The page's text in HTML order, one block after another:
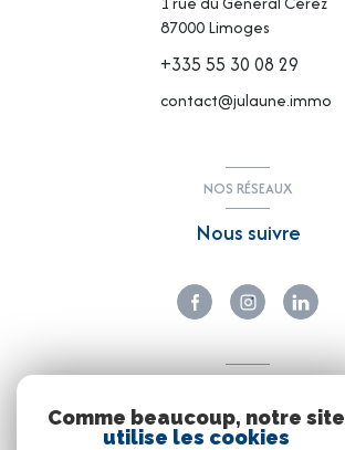
87000Limoges
+335 55 30 08 29
contact@julaune.immo
NOS RÉSEAUX
Nous suivre
Nous adhérons
Comme beaucoup, notre site
utilise les cookies